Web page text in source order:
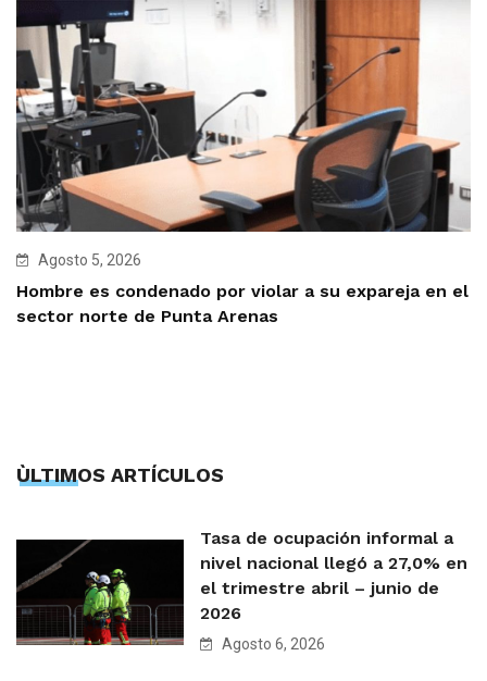
Agosto 5, 2026
Hombre es condenado por violar a su expareja en el
sector norte de Punta Arenas
ÙLTIMOS ARTÍCULOS
Tasa de ocupación informal a
nivel nacional llegó a 27,0% en
el trimestre abril – junio de
2026
Agosto 6, 2026